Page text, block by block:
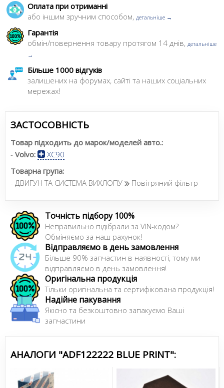
Оплата при отриманні
або іншим зручним способом, детальніше →
Гарантія
обмін/повернення товару протягом 14 днів, детальніше
→
Більше 1000 відгуків
залишених на форумах, сайті та наших соціальних
мережах!
ЗАСТОСОВНІСТЬ
Товар підходить до марок/моделей авто.:
- Volvo:
XC90
Товарна група:
- ДВИГУН ТА СИСТЕМА ВИХЛОПУ
Повітряний фільтр
Точність підбору 100%
Неправильно підібрали за VIN-кодом?
Обміняємо за наш рахунок!
Відправляємо в день замовлення
Більше 90% запчастин в наявності, тому ми
відправляємо в день замовлення!
Оригінальна продукція
Тільки оригінальна та сертифікована продукція!
Надійне пакування
Якісно та безкоштовно запакуємо Ваші
запчастини
АНАЛОГИ "ADF122222 BLUE PRINT":